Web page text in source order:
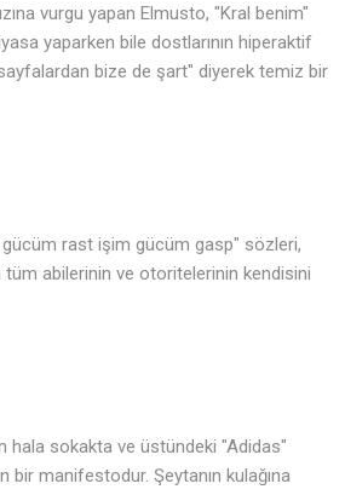
vurgu yapan Elmusto, "Kral benim"
yaparken bile dostlarının hiperaktif
bize de şart" diyerek temiz bir
rast işim gücüm gasp" sözleri,
tüm abilerinin ve otoritelerinin kendisini
hala sokakta ve üstündeki "Adidas"
bir manifestodur. Şeytanın kulağına